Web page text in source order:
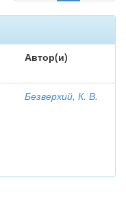
Автор(и)
Безверхий, К. В.